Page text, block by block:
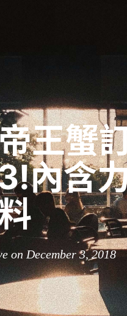
王蟹
內含
on December 3, 2018